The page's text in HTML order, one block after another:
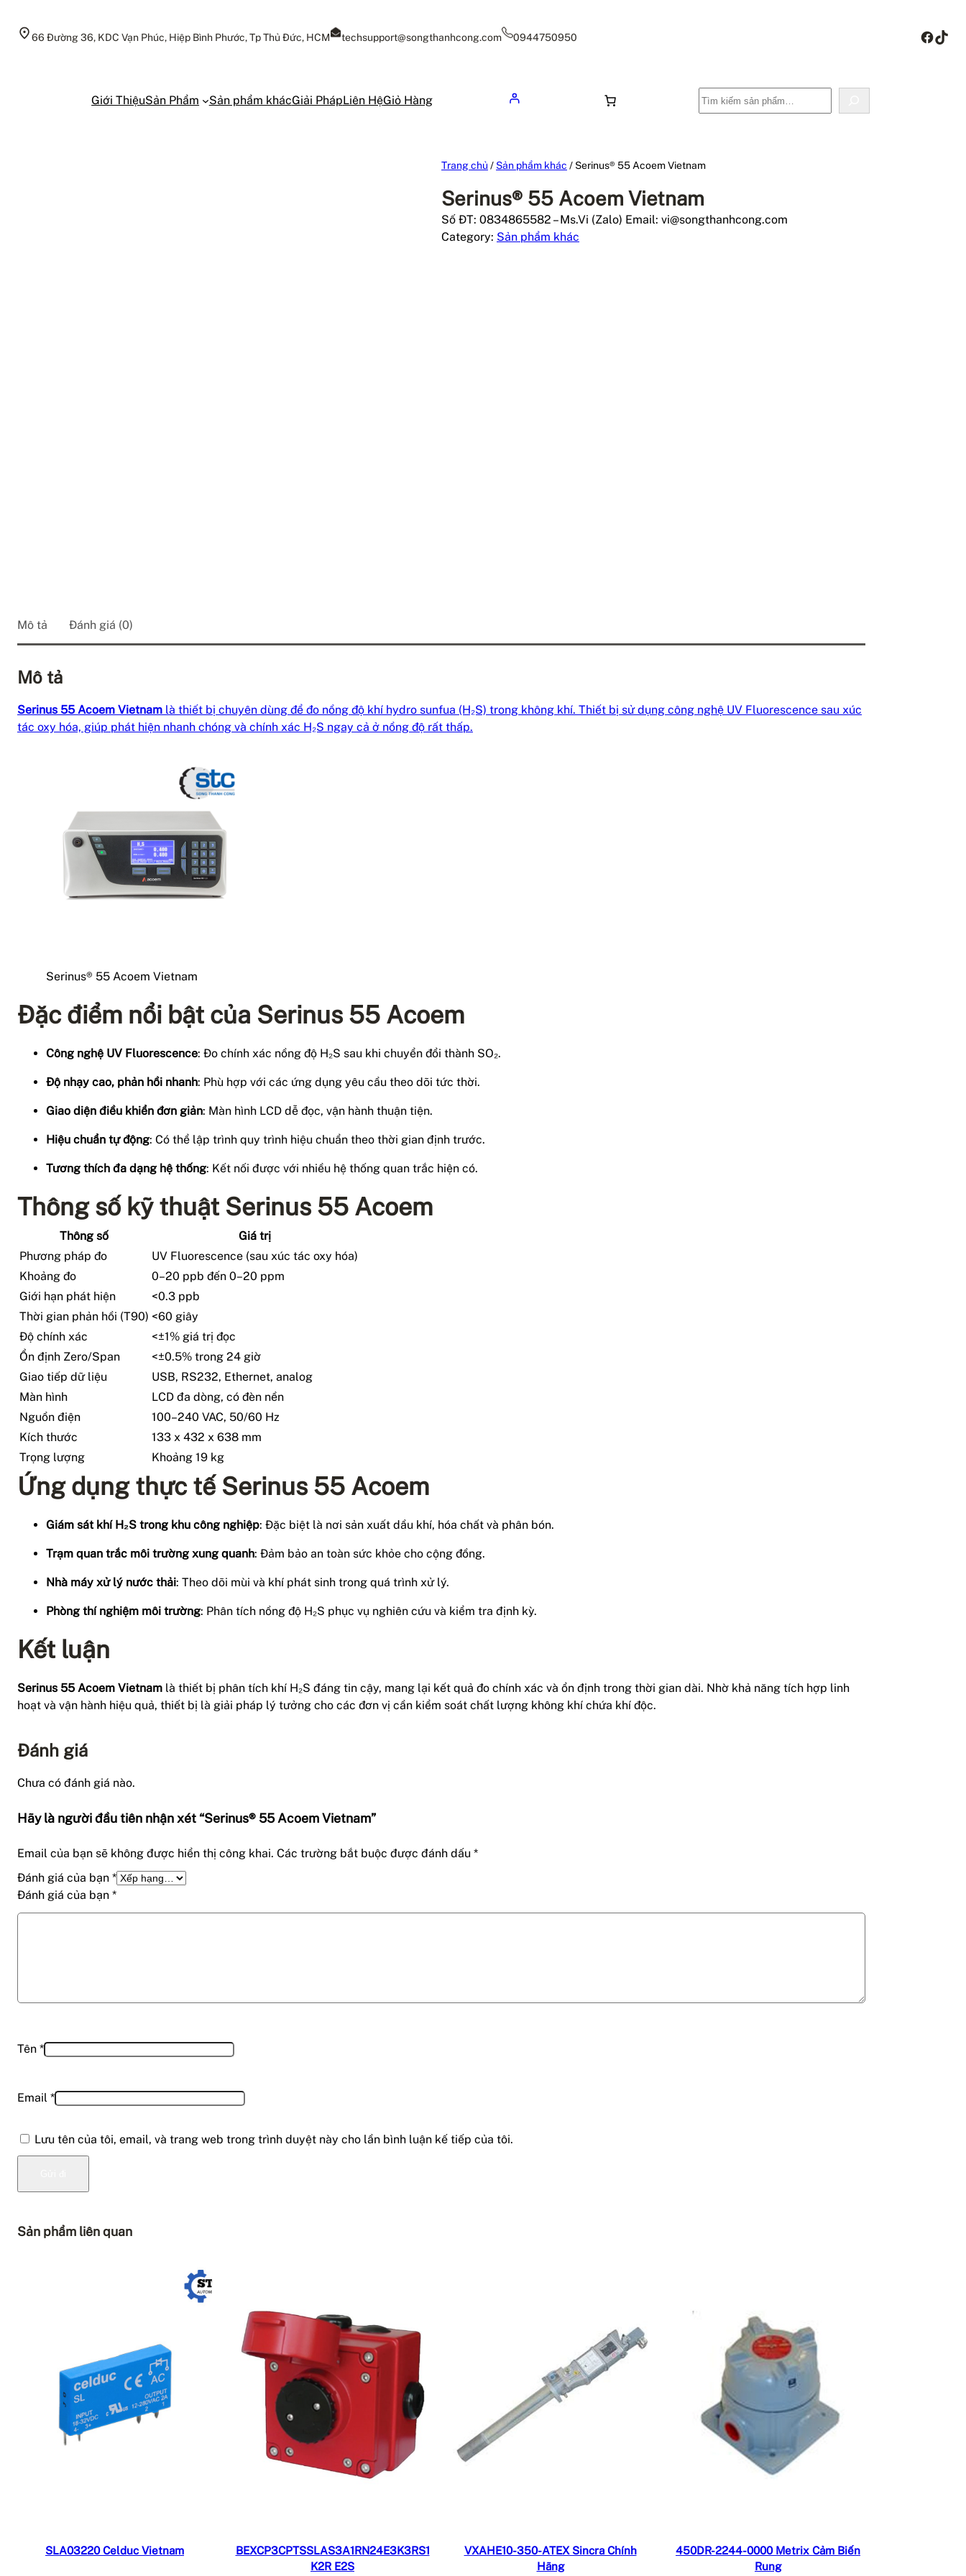
66 Đường 36, KDC Vạn Phúc, Hiệp Bình Phước, Tp Thủ Đức, HCM techsupport@songthanhcong.com 0944750950
Giới ThiệuSản Phẩm Sản phẩm khácGiải PhápLiên HệGiỏ Hàng
Tìm
kiếm
Trang chủ / Sản phẩm khác / Serinus® 55 Acoem Vietnam
Serinus® 55 Acoem Vietnam
Số ĐT: 0834865582 – Ms.Vi (Zalo) Email: vi@songthanhcong.com
Category: Sản phẩm khác
Mô tả Đánh giá (0)
Mô tả
Serinus 55 Acoem Vietnam là thiết bị chuyên dùng để đo nồng độ khí hydro sunfua (H₂S) trong không khí. Thiết bị sử dụng công nghệ UV Fluorescence sau xúc
tác oxy hóa, giúp phát hiện nhanh chóng và chính xác H₂S ngay cả ở nồng độ rất thấp.
Serinus® 55 Acoem Vietnam
Đặc điểm nổi bật của Serinus 55 Acoem
Công nghệ UV Fluorescence: Đo chính xác nồng độ H₂S sau khi chuyển đổi thành SO₂.
Độ nhạy cao, phản hồi nhanh: Phù hợp với các ứng dụng yêu cầu theo dõi tức thời.
Giao diện điều khiển đơn giản: Màn hình LCD dễ đọc, vận hành thuận tiện.
Hiệu chuẩn tự động: Có thể lập trình quy trình hiệu chuẩn theo thời gian định trước.
Tương thích đa dạng hệ thống: Kết nối được với nhiều hệ thống quan trắc hiện có.
Thông số kỹ thuật Serinus 55 Acoem
Thông số
Giá trị
Phương pháp đo
UV Fluorescence (sau xúc tác oxy hóa)
Khoảng đo
0–20 ppb đến 0–20 ppm
Giới hạn phát hiện
<0.3 ppb
Thời gian phản hồi (T90) <60 giây
Độ chính xác
<±1% giá trị đọc
Ổn định Zero/Span
<±0.5% trong 24 giờ
Giao tiếp dữ liệu
USB, RS232, Ethernet, analog
Màn hình
LCD đa dòng, có đèn nền
Nguồn điện
100–240 VAC, 50/60 Hz
Kích thước
133 x 432 x 638 mm
Trọng lượng
Khoảng 19 kg
Ứng dụng thực tế Serinus 55 Acoem
Giám sát khí H₂S trong khu công nghiệp: Đặc biệt là nơi sản xuất dầu khí, hóa chất và phân bón.
Trạm quan trắc môi trường xung quanh: Đảm bảo an toàn sức khỏe cho cộng đồng.
Nhà máy xử lý nước thải: Theo dõi mùi và khí phát sinh trong quá trình xử lý.
Phòng thí nghiệm môi trường: Phân tích nồng độ H₂S phục vụ nghiên cứu và kiểm tra định kỳ.
Kết luận
Serinus 55 Acoem Vietnam là thiết bị phân tích khí H₂S đáng tin cậy, mang lại kết quả đo chính xác và ổn định trong thời gian dài. Nhờ khả năng tích hợp linh
hoạt và vận hành hiệu quả, thiết bị là giải pháp lý tưởng cho các đơn vị cần kiểm soát chất lượng không khí chứa khí độc.
Đánh giá
Chưa có đánh giá nào.
Hãy là người đầu tiên nhận xét “Serinus® 55 Acoem Vietnam”
Email của bạn sẽ không được hiển thị công khai. Các trường bắt buộc được đánh dấu *
Đánh giá của bạn *
Đánh giá của bạn *
Tên *
Email *
Lưu tên của tôi, email, và trang web trong trình duyệt này cho lần bình luận kế tiếp của tôi.
Sản phẩm liên quan
Đọc tiếp
SLA03220 Celduc Vietnam
Đọc tiếp
BEXCP3CPTSSLAS3A1RN24E3K3RS1
K2R E2S
Đọc tiếp
VXAHE10-350-ATEX Sincra Chính
Hãng
Đọc tiếp
450DR-2244-0000 Metrix Cảm Biến
Rung